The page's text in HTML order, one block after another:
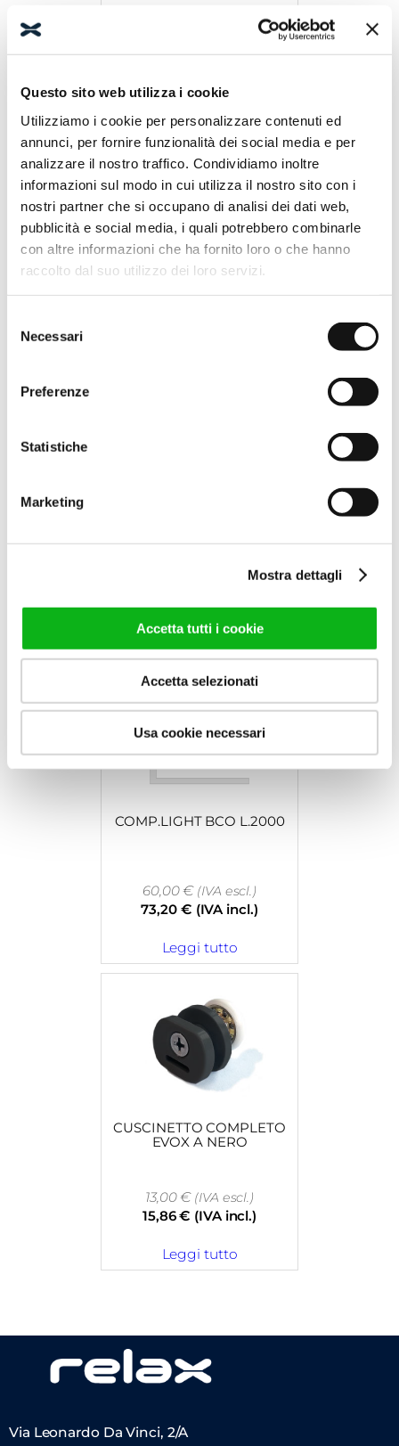
Questo sito web utilizza i cookie
Utilizziamo i cookie per personalizzare contenuti ed
annunci, per fornire funzionalità dei social media e per
analizzare il nostro traffico. Condividiamo inoltre
informazioni sul modo in cui utilizza il nostro sito con i
nostri partner che si occupano di analisi dei dati web,
pubblicità e social media, i quali potrebbero combinarle
con altre informazioni che ha fornito loro o che hanno
raccolto dal suo utilizzo dei loro servizi.
delNecessari
Preferenze
Statistiche
Marketing
Mostra dettagli
Accetta tutti i cookie
Accetta selezionati
Usa cookie necessari
KIT COMP.VETRO INCAS.VT
6/8 BRIL 2000
86,00€ (IVA escl.)
104,92€(IVA incl.)
(IVA escl.)
84,18€(IVA incl.)
COMP.LIGHT BCO L.2000
60,00€(IVA escl.)
73,20 € (IVA incl.)
Leggi tutto
CUSCINETTO COMPLETO
EVOX A NERO
13,00€(IVA escl.)
15,86€ (IVA incl.)
Leggi tutto
Via Leonardo Da Vinci, 2/A